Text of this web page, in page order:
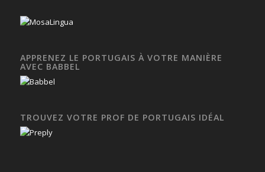
APPRENEZ LE PORTUGAIS À VOTRE MANIÈRE
AVEC BABBEL
TROUVEZ VOTRE PROF DE PORTUGAIS IDÉAL